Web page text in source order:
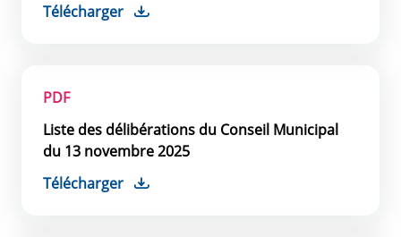
Télécharger
PDF
Liste des délibérations du Conseil Municipal
du 13 novembre 2025
Télécharger